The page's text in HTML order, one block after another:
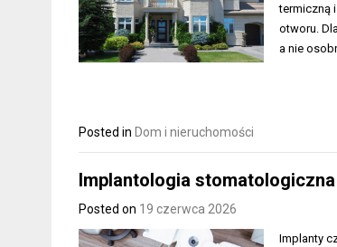
termiczną
otworu.
a nie
Posted in Dom i nieruchomości
Implantologia
Posted on 19 czerwca 2026
Implanty